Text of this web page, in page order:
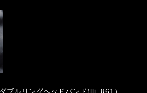
ブルリングヘッドバンド(lli_861）